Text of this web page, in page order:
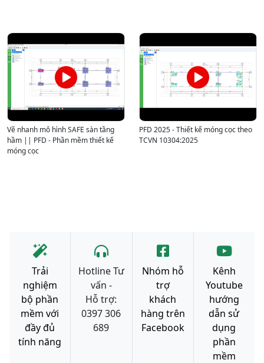
Vẽ nhanh mô hình SAFE sàn tầng
hầm || PFD - Phần mềm thiết kế
móng cọc
PFD 2025 - Thiết kế móng cọc theo
TCVN 10304:2025
Trải
nghiệm
bộ phần
mềm với
đầy đủ
tính năng
Hotline Tư
vấn -
Hỗ trợ:
0397 306
689
Nhóm hỗ
trợ
khách
hàng trên
Facebook
Kênh
Youtube
hướng
dẫn sử
dụng
phần
mềm